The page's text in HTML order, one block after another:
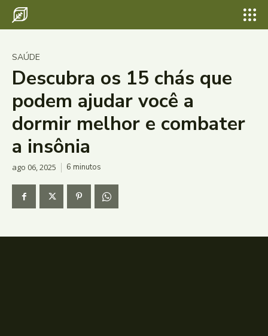
SAÚDE
Descubra os 15 chás que
podem ajudar você a
dormir melhor e combater
a insônia
ago 06, 2025 6 minutos